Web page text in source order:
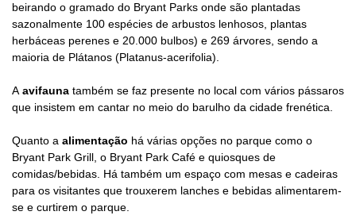
beirando o gramado do Bryant Parks onde são plantadas
sazonalmente 100 espécies de arbustos lenhosos, plantas
herbáceas perenes e 20.000 bulbos) e 269 árvores, sendo a
maioria de Plátanos (Platanus-acerifolia).
A avifauna também se faz presente no local com vários pássaros
que insistem em cantar no meio do barulho da cidade frenética.
Quanto a alimentação há várias opções no parque como o
Bryant Park Grill, o Bryant Park Café e quiosques de
comidas/bebidas. Há também um espaço com mesas e cadeiras
para os visitantes que trouxerem lanches e bebidas alimentarem-
se e curtirem o parque.